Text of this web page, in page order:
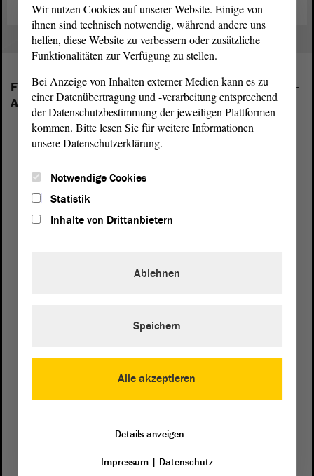
Folgende Fraktionen sind im Landtag von Sachsen-
Anhalt vertreten:
Postanschrift
von Sachsen-Anhalt
Auf Google Maps
Wir nutzen Cookies auf unserer Website. Einige von
ihnen sind technisch notwendig, während andere uns
helfen, diese Website zu verbessern oder zusätzliche
Funktionalitäten zur Verfügung zu stellen.
Bei Anzeige von Inhalten externer Medien kann es zu
einer Datenübertragung und -verarbeitung entsprechend
der Datenschutzbestimmung der jeweiligen Plattformen
kommen. Bitte lesen Sie für weitere Informationen
unsere Datenschutzerklärung.
Notwendige Cookies
Statistik
Inhalte von Drittanbietern
Alle akzeptieren
Ablehnen
Speichern
Details anzeigen
Impressum| Datenschutz